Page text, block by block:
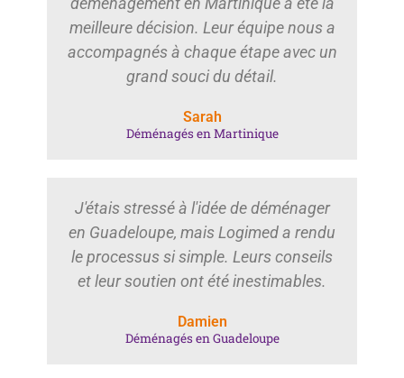
meilleure décision. Leur équipe nous a
accompagnés à chaque étape avec un
grand souci du détail.
Sarah
Déménagés en Martinique
J'étais stressé à l'idée de déménager
en Guadeloupe, mais Logimed a rendu
le processus si simple. Leurs conseils
et leur soutien ont été inestimables.
Damien
Déménagés en Guadeloupe